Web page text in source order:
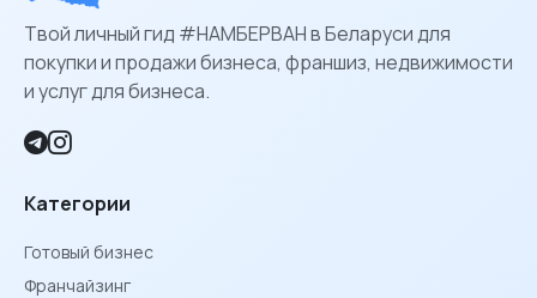
Твой личный гид #НАМБЕРВАН в Беларуси для
покупки и продажи бизнеса, франшиз, недвижимости
и услуг для бизнеса.
Категории
Готовый бизнес
Франчайзинг